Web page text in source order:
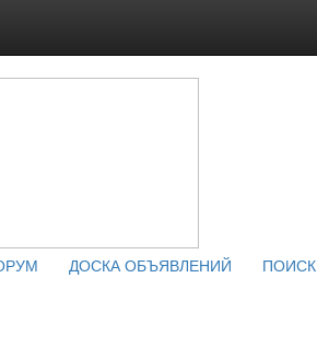
ДОСКА ОБЪЯВЛЕНИЙ
ПОИСК